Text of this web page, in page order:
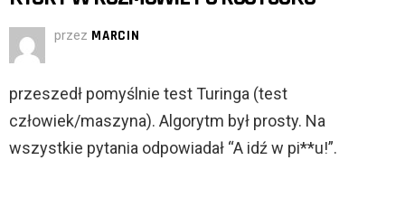
przez MARCIN
przeszedł pomyślnie test Turinga (test
człowiek/maszyna). Algorytm był prosty. Na
wszystkie pytania odpowiadał “A idź w pi**u!”.